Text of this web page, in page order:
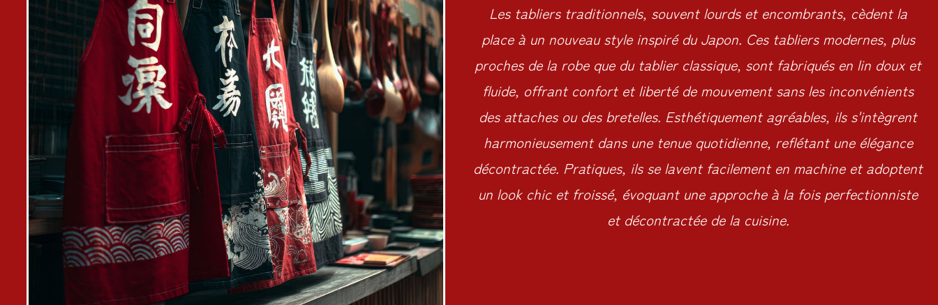
Les tabliers traditionnels, souvent lourds et encombrants, cèdent la
place à un nouveau style inspiré du Japon. Ces tabliers modernes, plus
proches de la robe que du tablier classique, sont fabriqués en lin doux et
fluide, offrant confort et liberté de mouvement sans les inconvénients
des attaches ou des bretelles. Esthétiquement agréables, ils s'intègrent
harmonieusement dans une tenue quotidienne, reflétant une élégance
décontractée. Pratiques, ils se lavent facilement en machine et adoptent
un look chic et froissé, évoquant une approche à la fois perfectionniste
et décontractée de la cuisine.